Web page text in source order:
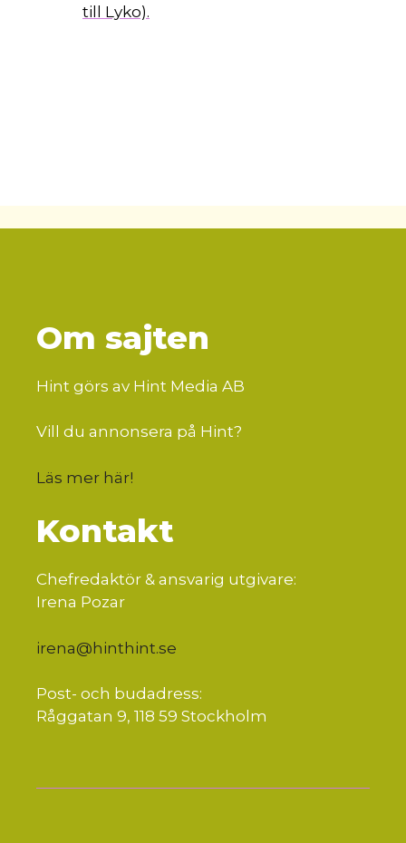
till Lyko).
Om sajten
Hint görs av Hint Media AB
Vill du annonsera på Hint?
Läs mer här!
Kontakt
Chefredaktör & ansvarig utgivare:
Irena Pozar
irena@hinthint.se
Post- och budadress:
Råggatan 9, 118 59 Stockholm